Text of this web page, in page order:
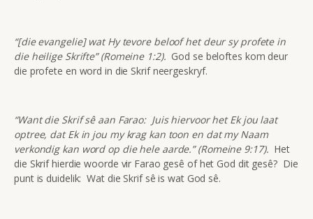
“[die evangelie] wat Hy tevore beloof het deur sy profete in
die heilige Skrifte” (Romeine 1:2). God se beloftes kom deur
die profete en word in die Skrif neergeskryf.
“Want die Skrif sê aan Farao: Juis hiervoor het Ek jou laat
optree, dat Ek in jou my krag kan toon en dat my Naam
verkondig kan word op die hele aarde.” (Romeine 9:17). Het
die Skrif hierdie woorde vir Farao gesê of het God dit gesê? Die
punt is duidelik: Wat die Skrif sê is wat God sê.